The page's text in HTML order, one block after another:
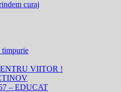
curaj
timpurie
VIITOR !
– EDUCAT